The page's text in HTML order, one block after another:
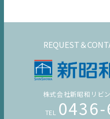
REQUEST＆
株式会社新昭和リビ
TEL